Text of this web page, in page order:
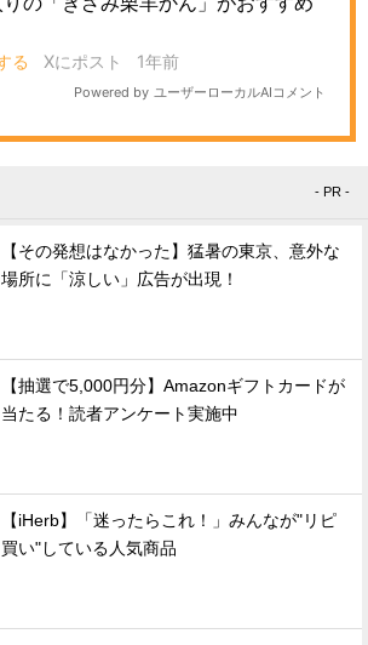
- PR -
【その発想はなかった】猛暑の東京、意外な
場所に「涼しい」広告が出現！
【抽選で5,000円分】Amazonギフトカードが
当たる！読者アンケート実施中
【iHerb】「迷ったらこれ！」みんなが"リピ
買い"している人気商品